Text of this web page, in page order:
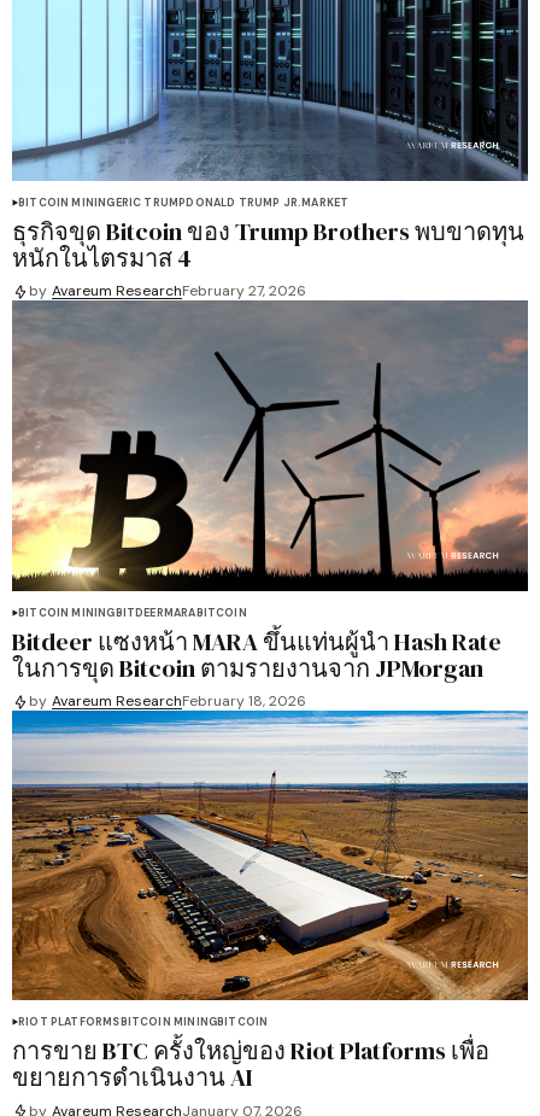
BITCOIN MININGERIC TRUMPDONALD TRUMP JR.MARKET
ธุรกิจขุด Bitcoin ของ Trump Brothers พบขาดทุน
หนักในไตรมาส 4
by Avareum ResearchFebruary 27, 2026
BITCOIN MININGBITDEERMARABITCOIN
Bitdeer แซงหน้า MARA ขึ้นแท่นผู้นำ Hash Rate
ในการขุด Bitcoin ตามรายงานจาก JPMorgan
by Avareum ResearchFebruary 18, 2026
RIOT PLATFORMSBITCOIN MININGBITCOIN
การขาย BTC ครั้งใหญ่ของ Riot Platforms เพื่อ
ขยายการดำเนินงาน AI
by Avareum ResearchJanuary 07, 2026